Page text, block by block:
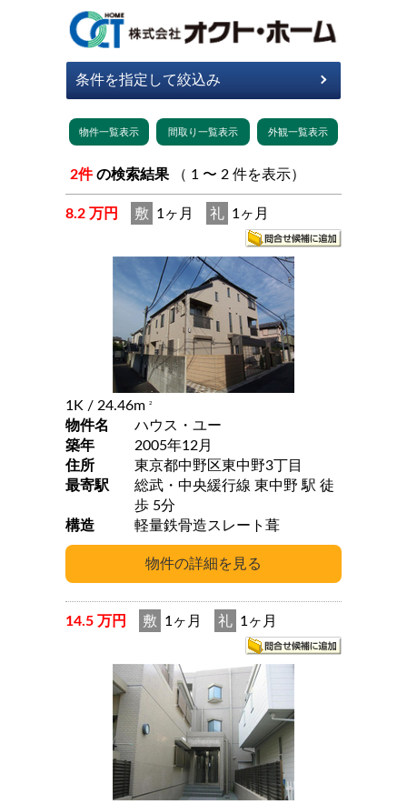
2件 の検索結果 （ 1 〜 2 件を表示）
8.2 万円 敷 1ヶ月 礼 1ヶ月
1K / 24.46m 2
物件名
ハウス・ユー
築年
2005年12月
住所
東京都中野区東中野3丁目
最寄駅
総武・中央緩行線 東中野 駅 徒
歩 5分
構造
軽量鉄骨造スレート葺
14.5 万円 敷 1ヶ月 礼 1ヶ月